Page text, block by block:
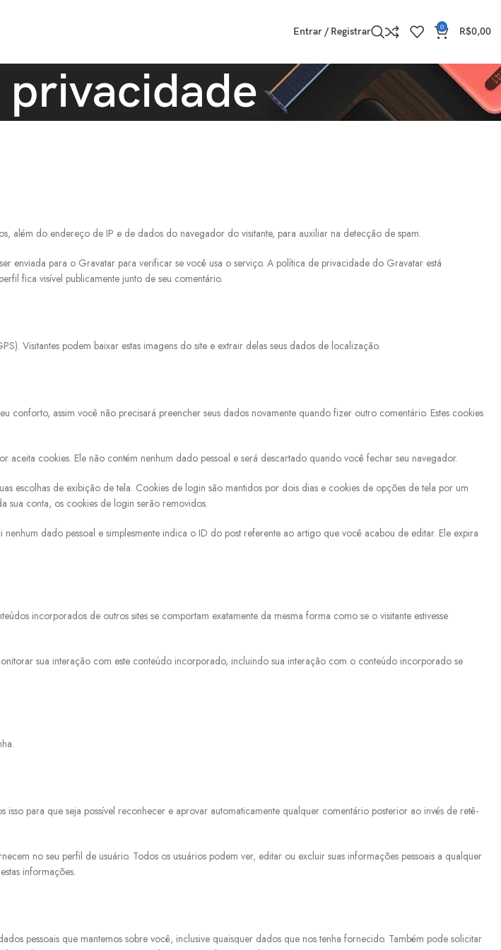
Entrar / Registrar 0 R$0,00
além do endereço de IP e de dados do navegador do visitante, para auxiliar na detecção de spam.
enviada para o Gravatar para verificar se você usa o serviço. A política de privacidade do Gravatar está
fica visível publicamente junto de seu comentário.
Visitantes podem baixar estas imagens do site e extrair delas seus dados de localização.
conforto, assim você não precisará preencher seus dados novamente quando fizer outro comentário. Estes cookies
cookies. Ele não contém nenhum dado pessoal e será descartado quando você fechar seu navegador.
escolhas de exibição de tela. Cookies de login são mantidos por dois dias e cookies de opções de tela por um
sua conta, os cookies de login serão removidos.
dado pessoal e simplesmente indica o ID do post referente ao artigo que você acabou de editar. Ele expira
incorporados de outros sites se comportam exatamente da mesma forma como se o visitante estivesse
sua interação com este conteúdo incorporado, incluindo sua interação com o conteúdo incorporado se
para que seja possível reconhecer e aprovar automaticamente qualquer comentário posterior ao invés de retê-
no seu perfil de usuário. Todos os usuários podem ver, editar ou excluir suas informações pessoais a qualquer
informações.
pessoais que mantemos sobre você, inclusive quaisquer dados que nos tenha fornecido. Também pode solicitar